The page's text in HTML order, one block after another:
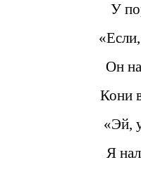
У
Он
Кони
«Эй,
Я